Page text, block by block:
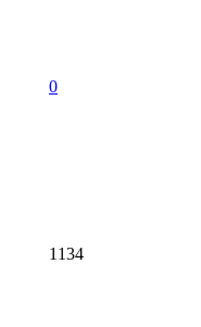
0
1134